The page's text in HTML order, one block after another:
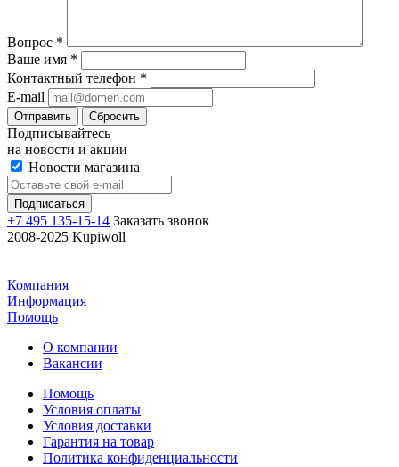
Вопрос *
Ваше имя *
Контактный телефон *
E-mail
Отправить Сбросить
Подписывайтесь
на новости и акции
Новости магазина
+7 495 135-15-14 Заказать звонок
2008-2025 Kupiwoll
Компания
Информация
Помощь
О компании
Вакансии
Помощь
Условия оплаты
Условия доставки
Гарантия на товар
Политика конфиденциальности